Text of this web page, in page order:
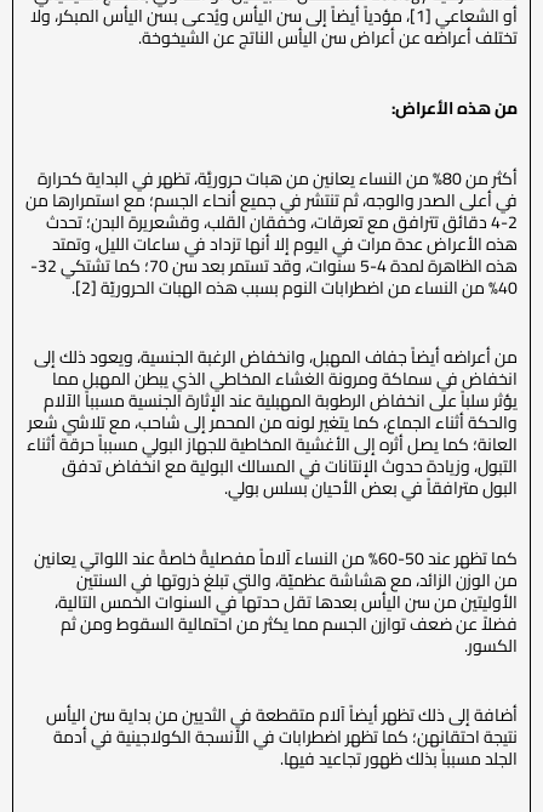
أو الشعاعي [1]، مؤدياً أيضاً إلى سن اليأس ويُدعى بسن اليأس المبكر، ولا
تختلف أعراضه عن أعراض سن اليأس الناتج عن الشيخوخة.
من هذه الأعراض:
أكثر من 80% من النساء يعانين من هبات حروريَّة، تظهر في البداية كحرارة
في أعلى الصدر والوجه، ثم تنتشر في جميع أنحاء الجسم؛ مع استمرارها من
2-4 دقائق تترافق مع تعرقات، وخفقان القلب، وقشعريرة البدن؛ تحدث
هذه الأعراض عدة مرات في اليوم إلا أنها تزداد في ساعات الليل، وتمتد
هذه الظاهرة لمدة 4-5 سنوات، وقد تستمر بعد سن 70؛ كما تشتكي 32-
40% من النساء من اضطرابات النوم بسبب هذه الهبات الحروريّة [2].
من أعراضه أيضاً جفاف المهبل، وانخفاض الرغبة الجنسية، ويعود ذلك إلى
انخفاض في سماكة ومرونة الغشاء المخاطي الذي يبطن المهبل مما
يؤثر سلباً على انخفاض الرطوبة المهبلية عند الإثارة الجنسية مسبباً الآلام
والحكة أثناء الجماع، كما يتغير لونه من المحمر إلى شاحب، مع تلاشي شعر
العانة؛ كما يصل أثره إلى الأغشية المخاطية للجهاز البولي مسبباً حرقة أثناء
التبول، وزيادة حدوث الإنتانات في المسالك البولية مع انخفاض تدفق
البول مترافقاً في بعض الأحيان بسلس بولي.
كما تظهر عند 50-60% من النساء آلاماً مفصليةً خاصةً عند اللواتي يعانين
من الوزن الزائد، مع هشاشة عظميّة، والتي تبلغ ذروتها في السنتين
الأوليتين من سن اليأس بعدها تقل حدتها في السنوات الخمس التالية،
فضلاً عن ضعف توازن الجسم مما يكثر من احتمالية السقوط ومن ثم
الكسور.
أضافة إلى ذلك تظهر أيضاً آلام متقطعة في الثديين من بداية سن اليأس
نتيجة احتقانهن؛ كما تظهر اضطرابات في الأنسجة الكولاجينية في أدمة
الجلد مسبباً بذلك ظهور تجاعيد فيها.